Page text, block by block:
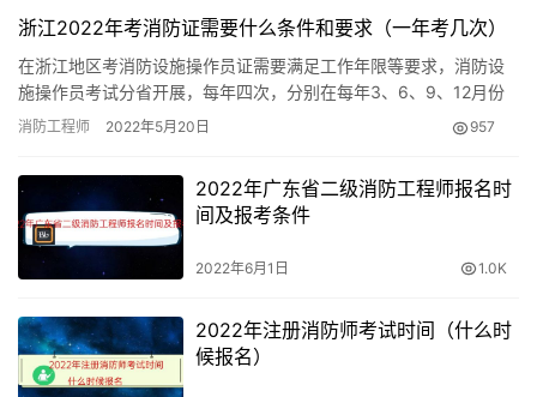
在连续的2个考试年度内参加应试科目的考试并合格，方可
浙江2022年考消防证需要什么条件和要求（一年考几次）
在浙江地区考消防设施操作员证需要满足工作年限等要求，消防设
施操作员考试分省开展，每年四次，分别在每年3、6、9、12月份
的中下旬。 浙江消防设施操作员报名条件 中级消防设施操作员（…
消防工程师 2022年5月20日 957
2022年广东省二级消防工程师报名时
间及报考条件
2022年6月1日 1.0K
2022年注册消防师考试时间（什么时
候报名）